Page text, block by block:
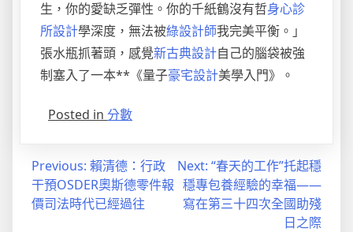
生，你的愛缺乏彈性。你的千紙鶴沒有哲身心診
所設計學深度，無法被綠設計師我完美平衡。」
張水瓶抓著頭，感覺新古典設計自己的腦袋被強
制塞入了一本**《量子豪宅設計美學入門》。
Posted in 分數
Previous: 賴清德：行政
干預OSDER奧斯德零件報
價司法時代已經過往
Next: “春天的工作”托起穩
穩專包養經驗的幸福——
寫在第三十四次全國助殘
日之際